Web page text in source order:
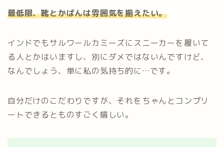
最低限、靴とかばんは雰囲気を揃えたい。
インドでもサルワールカミーズにスニーカーを履いて
る人とかはいますし、別にダメではないんですけど、
なんでしょう、単に私の気持ち的に…です。
自分だけのこだわりですが、それをちゃんとコンプリ
ートできるとものすごく嬉しい。